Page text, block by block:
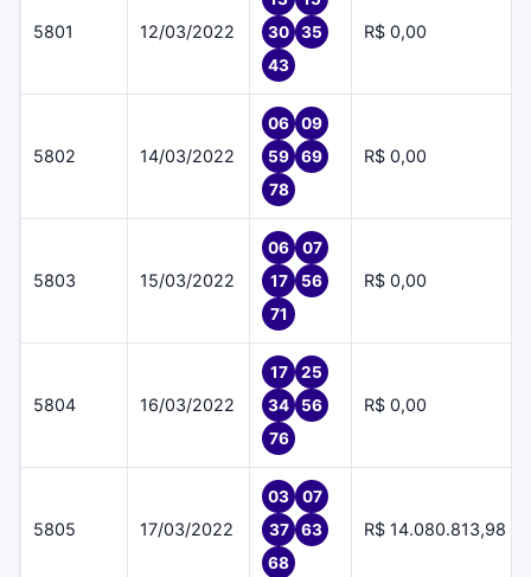
5801 12/03/2022
30
35
43
R$ 0,00
5802 14/03/2022
06
09
59
69
78
R$ 0,00
5803 15/03/2022
06
07
17
56
71
R$ 0,00
5804 16/03/2022
17
25
34
56
76
R$ 0,00
5805 17/03/2022
03
07
37
63
68
R$ 14.080.813,98